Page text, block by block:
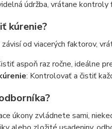
údržba, vrátane
kúrenie?
od viacerých faktorov,
aspoň raz ročne, ideálne
: Kontrolovať a čistiť
úkony zvládnete sami,